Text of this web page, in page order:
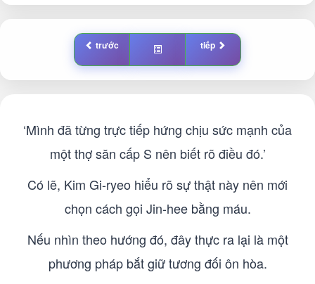
trước tiếp
‘Mình đã từng trực tiếp hứng chịu sức mạnh của
một thợ săn cấp S nên biết rõ điều đó.’
Có lẽ, Kim Gi-ryeo hiểu rõ sự thật này nên mới
chọn cách gọi Jin-hee bằng máu.
Nếu nhìn theo hướng đó, đây thực ra lại là một
phương pháp bắt giữ tương đối ôn hòa.